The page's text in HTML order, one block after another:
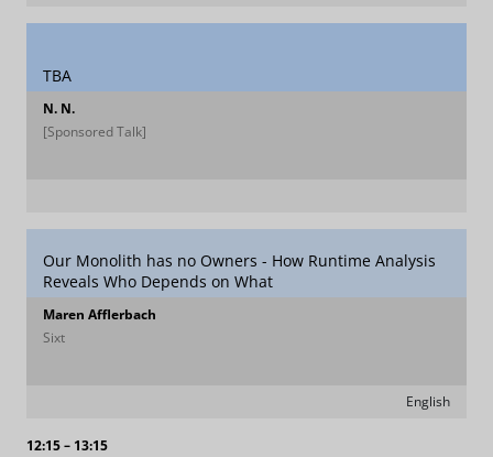
TBA
N. N.
[Sponsored Talk]
Our Monolith has no Owners - How Runtime Analysis
Reveals Who Depends on What
Maren Afflerbach
Sixt
English
12:15 – 13:15